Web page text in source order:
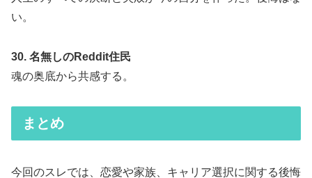
い。
30. 名無しのReddit住民
魂の奥底から共感する。
まとめ
今回のスレでは、恋愛や家族、キャリア選択に関する後悔